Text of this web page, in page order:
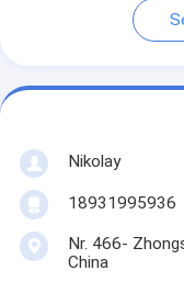
Nikolay
18931995936
Nr. 466-
China